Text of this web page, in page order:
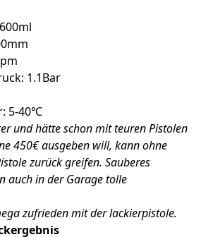
1.1Bar
5-40℃
und hätte schon mit teuren Pistolen
450€ ausgeben will, kann ohne
zurück greifen. Sauberes
auch in der Garage tolle
zufrieden mit der lackierpistole.